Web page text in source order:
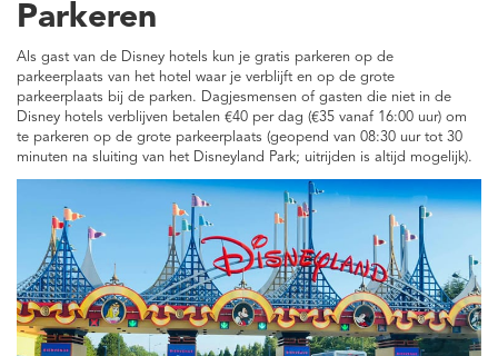
Parkeren
Als gast van de Disney hotels kun je gratis parkeren op de
parkeerplaats van het hotel waar je verblijft en op de grote
parkeerplaats bij de parken. Dagjesmensen of gasten die niet in de
Disney hotels verblijven betalen €40 per dag (€35 vanaf 16:00 uur) om
te parkeren op de grote parkeerplaats (geopend van 08:30 uur tot 30
minuten na sluiting van het Disneyland Park; uitrijden is altijd mogelijk).